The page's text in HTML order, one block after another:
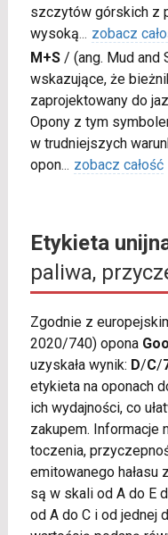
szczytów górskich z
wysoką... zobacz
M+S/ (ang. Mud and
wskazujące, że
zaprojektowany do
Opony z tym
w trudniejszych
opon... zobacz całość
Etykieta
paliwa,
Zgodnie z
2020/740) opona
uzyskała wynik: D/C/
etykieta na oponach
ich wydajności, co
zakupem. Informacje
toczenia,
emitowanego
są w skali od A do E
od A do C i od jednej